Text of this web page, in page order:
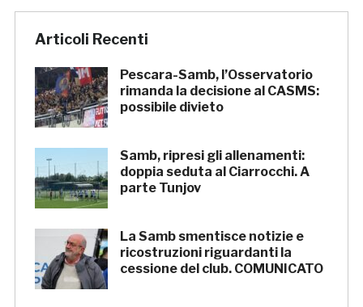
Articoli Recenti
Pescara-Samb, l’Osservatorio
rimanda la decisione al CASMS:
possibile divieto
Samb, ripresi gli allenamenti:
doppia seduta al Ciarrocchi. A
parte Tunjov
La Samb smentisce notizie e
ricostruzioni riguardanti la
cessione del club. COMUNICATO